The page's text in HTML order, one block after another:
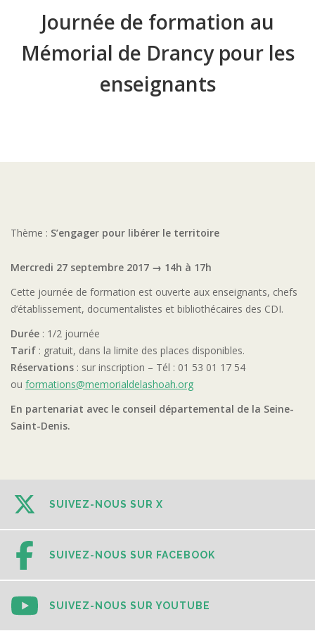
Journée de formation au
Mémorial de Drancy pour les
enseignants
Thème : S’engager pour libérer le territoire
Mercredi 27 septembre 2017 → 14h à 17h
Cette journée de formation est ouverte aux enseignants, chefs
d’établissement, documentalistes et bibliothécaires des CDI.
Durée : 1/2 journée
Tarif : gratuit, dans la limite des places disponibles.
Réservations : sur inscription – Tél : 01 53 01 17 54
ou formations@memorialdelashoah.org
En partenariat avec le conseil départemental de la Seine-
Saint-Denis.
SUIVEZ-NOUS SUR X
SUIVEZ-NOUS SUR FACEBOOK
SUIVEZ-NOUS SUR YOUTUBE